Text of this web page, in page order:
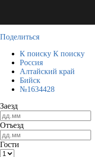
Поделиться
К поиску К поиску
Россия
Алтайский край
Бийск
№1634428
Заезд
Отъезд
Гости